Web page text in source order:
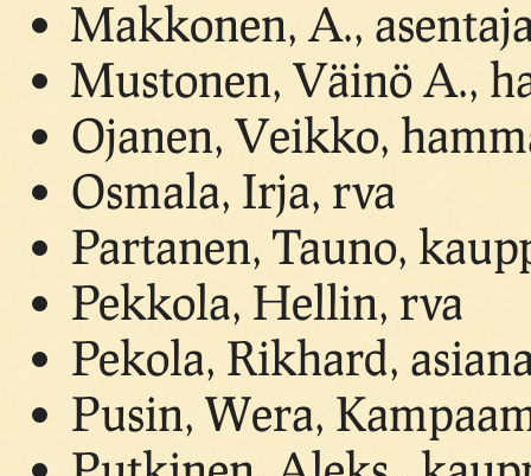
Makkonen, A.,
Mustonen, Väinö A.,
Ojanen, Veikko,
Osmala, Irja, rva
Partanen, Tauno,
Pekkola, Hellin, rva
Pekola, Rikhard,
Pusin, Wera,